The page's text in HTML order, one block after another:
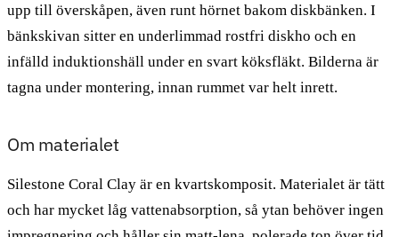
upp till överskåpen, även runt hörnet bakom diskbänken. I
bänkskivan sitter en underlimmad rostfri diskho och en
infälld induktionshäll under en svart köksfläkt. Bilderna är
tagna under montering, innan rummet var helt inrett.
Om materialet
Silestone Coral Clay är en kvartskomposit. Materialet är tätt
och har mycket låg vattenabsorption, så ytan behöver ingen